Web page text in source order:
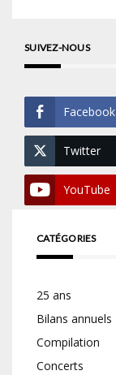
SUIVEZ-NOUS
Facebook
Twitter
YouTube
CATÉGORIES
25 ans
Bilans annuels
Compilation
Concerts